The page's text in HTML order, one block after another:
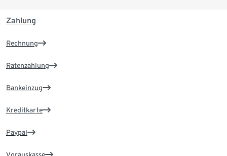
Zahlung
Rechnung
Ratenzahlung
Bankeinzug
Kreditkarte
Paypal